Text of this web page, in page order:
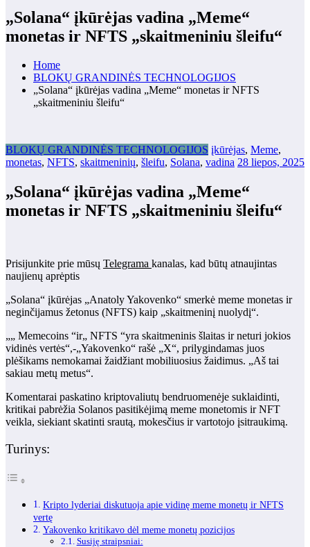
„Solana“ įkūrėjas vadina „Meme“
monetas ir NFTS „skaitmeniniu šleifu“
Home
BLOKŲ GRANDINĖS TECHNOLOGIJOS
„Solana“ įkūrėjas vadina „Meme“ monetas ir NFTS
„skaitmeniniu šleifu“
BLOKŲ GRANDINĖS TECHNOLOGIJOS įkūrėjas, Meme,
monetas, NFTS, skaitmeninių, šleifu, Solana, vadina 28 liepos, 2025
„Solana“ įkūrėjas vadina „Meme“
monetas ir NFTS „skaitmeniniu šleifu“
Prisijunkite prie mūsų Telegrama kanalas, kad būtų atnaujintas
naujienų aprėptis
„Solana“ įkūrėjas „Anatoly Yakovenko“ smerkė meme monetas ir
neginčijamus žetonus (NFTS) kaip „skaitmeninį nuolydį“.
„„ Memecoins “ir„ NFTS “yra skaitmeninis šlaitas ir neturi jokios
vidinės vertės“,-„Yakovenko“ rašė „X“, prilygindamas juos
plėšikams nemokamai žaidžiant mobiliuosius žaidimus. „Aš tai
sakiau metų metus“.
Komentarai paskatino kriptovaliutų bendruomenėje suklaidinti,
kritikai pabrėžia Solanos pasitikėjimą meme monetomis ir NFT
veikla, siekiant skatinti srautą, mokesčius ir vartotojo įsitraukimą.
Turinys:
Kripto lyderiai diskutuoja apie vidinę meme monetų ir NFTS
vertę
Yakovenko kritikavo dėl meme monetų pozicijos
Susiję straipsniai: